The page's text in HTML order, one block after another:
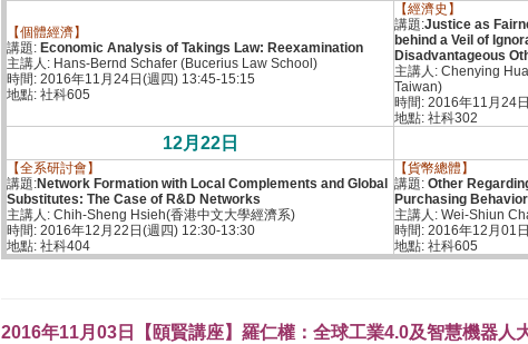
【個體經濟】
講題: Economic Analysis of Takings Law: Reexamination
主講人: Hans-Bernd Schafer (Bucerius Law School)
時間: 2016年11月24日(週四) 13:45-15:15
地點: 社科605
【經濟史】
講題:Justice as
behind a Veil of
Disadvantageous
主講人: Chenying
Taiwan)
時間: 2016年11月24
地點: 社科302
12月22日
【全系研討會】
講題:Network Formation with Local Complements and Global
Substitutes: The Case of R&D Networks
主講人: Chih-Sheng Hsieh(香港中文大學經濟系)
時間: 2016年12月22日(週四) 12:30-13:30
地點: 社科404
【貨幣總體】
講題: Other
Purchasing Behavior
主講人: Wei-Shiun
時間: 2016年12月01
地點: 社科605
2016年11月03日【頤賢講座】羅仁權：全球工業4.0及智慧機器人